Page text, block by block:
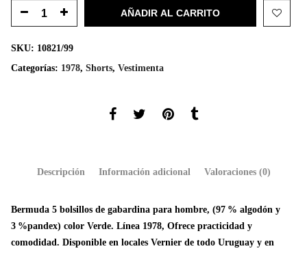
AÑADIR AL CARRITO
SKU: 10821/99
Categorías: 1978, Shorts, Vestimenta
Descripción Información adicional Valoraciones (0)
Bermuda 5 bolsillos de gabardina para hombre, (97 % algodón y
3 %pandex) color Verde. Línea 1978, Ofrece practicidad y
comodidad. Disponible en locales Vernier de todo Uruguay y en